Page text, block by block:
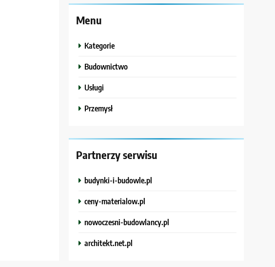
Menu
Kategorie
Budownictwo
Usługi
Przemysł
Partnerzy serwisu
budynki-i-budowle.pl
ceny-materialow.pl
nowoczesni-budowlancy.pl
architekt.net.pl